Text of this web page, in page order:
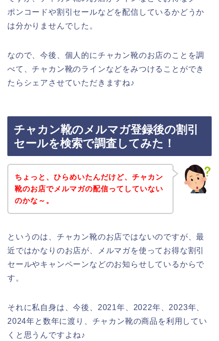
ポンコードや割引セールなどを配信しているかどうか
は分かりませんでした。
なので、今後、個人的にチャカン靴のお店のことを調
べて、チャカン靴のラインなどをみつけることができ
たらシェアさせていただきますね♪
チャカン靴のメルマガ登録後の割引
セールを検索で調査してみた！
ちょっと、ひらめいたんだけど、チャカン
靴のお店でメルマガの配信ってしていない
のかな～。
というのは、チャカン靴のお店ではないのですが、最
近ではかなりのお店が、メルマガを使ってお得な割引
セールやキャンペーンなどのお知らせしているからで
す。
それに私自身は、今後、2021年、2022年、2023年、
2024年と数年に渡り、チャカン靴の商品を利用してい
くと思うんですよね♪